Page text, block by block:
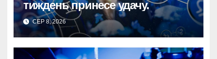
тиждень принесе удачу.
СЕР 8, 2026